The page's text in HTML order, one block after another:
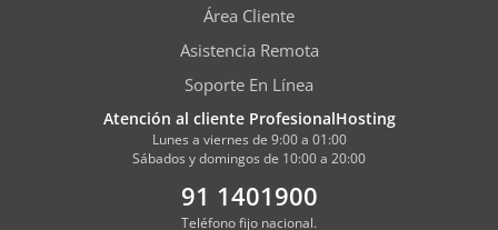
Área Cliente
Asistencia Remota
Soporte En Línea
Atención al cliente ProfesionalHosting
Lunes a viernes de 9:00 a 01:00
Sábados y domingos de 10:00 a 20:00
91 1401900
Teléfono fijo nacional.